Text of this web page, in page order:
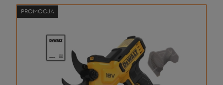
PROMOCJA